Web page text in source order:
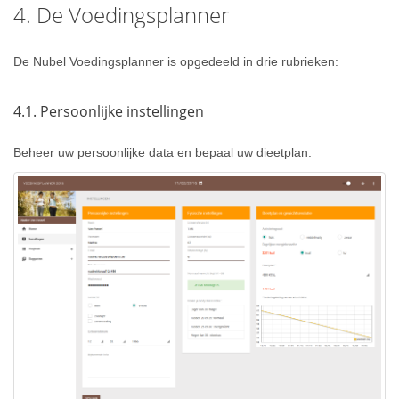
4. De Voedingsplanner
De Nubel Voedingsplanner is opgedeeld in drie rubrieken:
4.1. Persoonlijke instellingen
Beheer uw persoonlijke data en bepaal uw dieetplan.